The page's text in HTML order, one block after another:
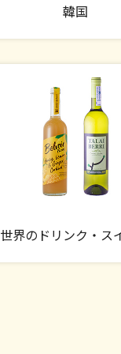
韓国
世界のドリンク・ス